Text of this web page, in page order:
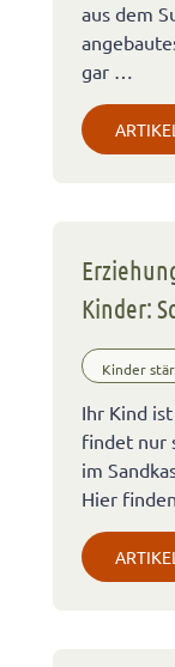
aus dem
gar …
Kinder:
Kinder
Ihr Kind
findet nur
im
Hier